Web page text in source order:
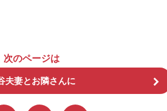
次のページは
夫妻とお隣さんに